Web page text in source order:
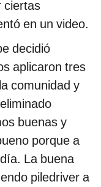
ciertas
en un video.
decidió
aplicaron tres
comunidad y
buenas y
porque a
La buena
piledriver a